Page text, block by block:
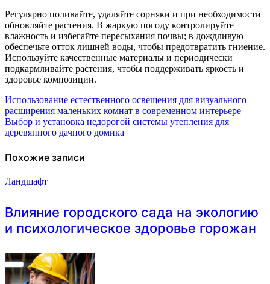
Регулярно поливайте, удаляйте сорняки и при необходимости
обновляйте растения. В жаркую погоду контролируйте
влажность и избегайте пересыхания почвы; в дождливую —
обеспечьте отток лишней воды, чтобы предотвратить гниение.
Используйте качественные материалы и периодически
подкармливайте растения, чтобы поддерживать яркость и
здоровье композиции.
Навигация
по
записям
Использование естественного освещения для визуального
расширения маленьких комнат в современном интерьере
Выбор и установка недорогой системы утепления для
деревянного дачного домика
Похожие записи
Ландшафт
Влияние городского сада на экологию
и психологическое здоровье горожан